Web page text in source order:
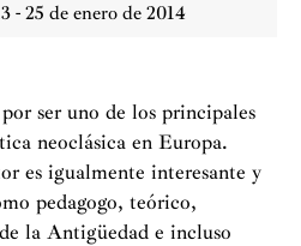
- 25 de enero de 2014
ser uno de los principales
neoclásica en Europa.
es igualmente interesante y
pedagogo, teórico,
la Antigüedad e incluso